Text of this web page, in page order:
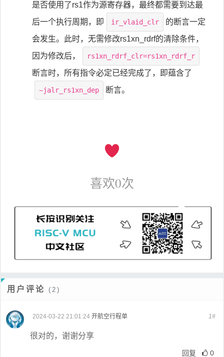
是否使用了rs1作为源寄存器，最终都需要到达最
后一个执行周期，即
ir_vlaid_clr
的断言一定
会发生。此时，无需修改rs1xn_rdrf的清除条件，
因为修改后，
rs1xn_rdrf_clr=rs1xn_rdrf_r
断言时，所有指令必定已经完成了，即蕴含了
~jalr_rs1xn_dep 断言。
喜欢0次
用户评论 (2)
2024-03-22 21:01:24 开航空行程单 1#
很对的，谢谢分享
回复 0